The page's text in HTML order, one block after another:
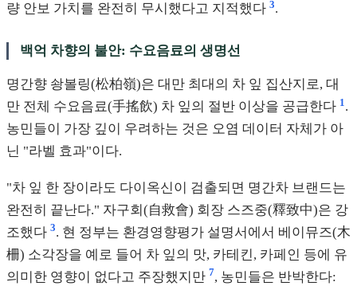
량 안보 가치를 완전히 무시했다고 지적했다 3.
백억 차향의 불안: 수요음료의 생명선
명간향 솽볼링(松柏嶺)은 대만 최대의 차 잎 집산지로, 대
만 전체 수요음료(手搖飲) 차 잎의 절반 이상을 공급한다 1 .
농민들이 가장 깊이 우려하는 것은 오염 데이터 자체가 아
닌 "라벨 효과"이다.
"차 잎 한 장이라도 다이옥신이 검출되면 명간차 브랜드는
완전히 끝난다." 자구회(自救會) 회장 스즈중(釋致中)은 강
조했다 3. 현 정부는 환경영향평가 설명서에서 베이뮤즈(木
柵) 소각장을 예로 들어 차 잎의 맛, 카테킨, 카페인 등에 유
의미한 영향이 없다고 주장했지만 7, 농민들은 반박한다: